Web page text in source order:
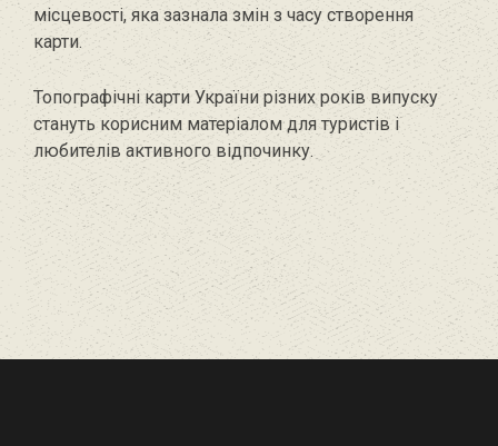
місцевості, яка зазнала змін з часу створення
карти.
Топографічні карти України різних років випуску
стануть корисним матеріалом для туристів і
любителів активного відпочинку.